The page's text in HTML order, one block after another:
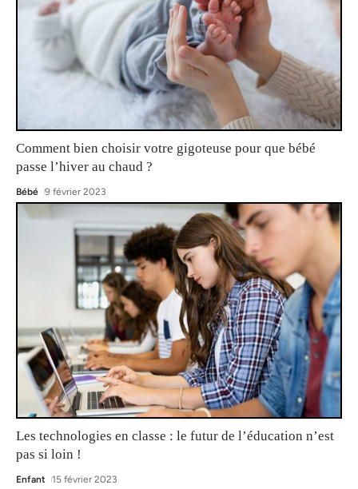
Comment bien choisir votre gigoteuse pour que bébé
passe l’hiver au chaud ?
Bébé 9 février 2023
Les technologies en classe : le futur de l’éducation n’est
pas si loin !
Enfant 15 février 2023